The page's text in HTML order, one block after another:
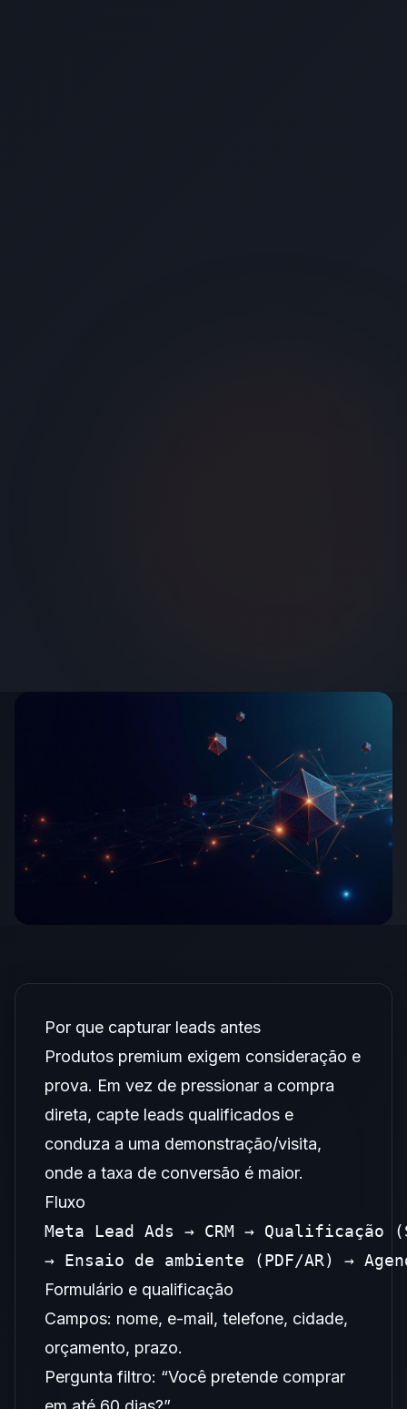
Por que capturar leads antes
Produtos premium exigem consideração e
prova. Em vez de pressionar a compra
direta, capte leads qualificados e
conduza a uma demonstração/visita,
onde a taxa de conversão é maior.
Fluxo
Meta Lead Ads → CRM → Qualificação
→ Ensaio de ambiente (PDF/AR) →
Formulário e qualificação
Campos: nome, e-mail, telefone, cidade,
orçamento, prazo.
Pergunta filtro: “Você pretende comprar